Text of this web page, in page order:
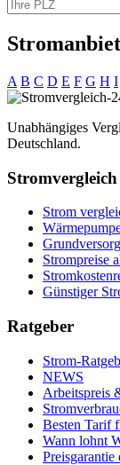
A B C D E F G H I
Unabhängiges
Deutschland.
Stromvergleich
Strom
Strompreise
Günstiger
Ratgeber
Strom-
NEWS
Arbeitspreis
Besten Tarif
Wann lohnt
Preisgarantie